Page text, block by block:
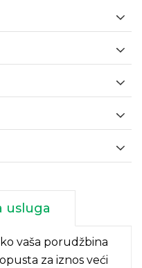
usluga
vaša porudžbina
za iznos veći